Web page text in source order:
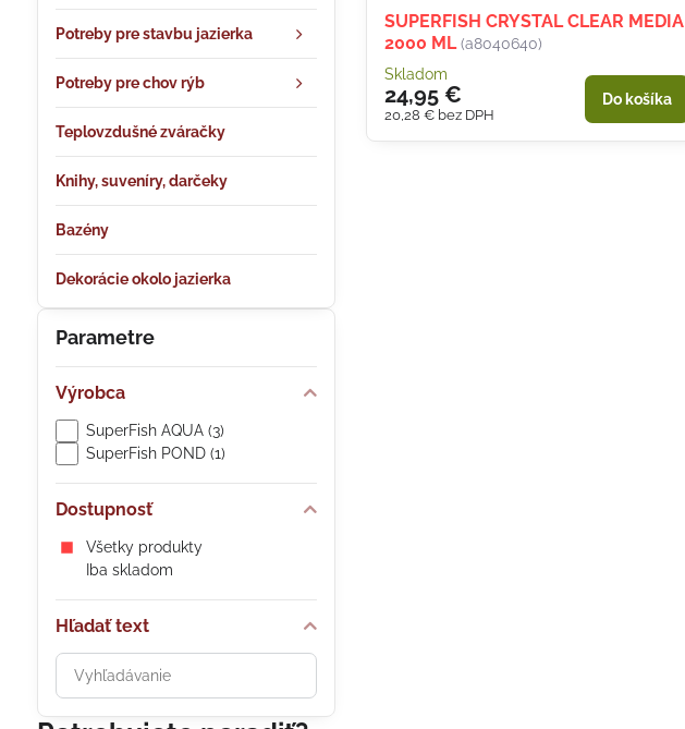
SUPERFISH CRYSTAL CLEAR MEDIA
2000 ML (a8040640)
Skladom
24,95 €
20,28 € bez DPH
Do košíka
Parametre
Výrobca
SuperFish AQUA (3)
SuperFish POND (1)
Dostupnosť
Všetky produkty
Iba skladom
Hľadať text
Prehľadať
výsledky
filtra
Potreby pre stavbu jazierka
Potreby pre chov rýb
Teplovzdušné zváračky
Knihy, suveníry, darčeky
Bazény
Dekorácie okolo jazierka